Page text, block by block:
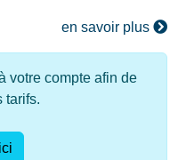
en savoir plus
votre compte afin de
tarifs.